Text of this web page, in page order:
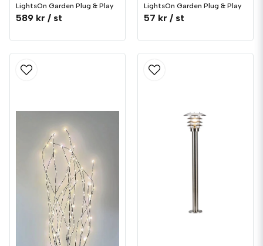
LightsOn Garden Plug & Play
589 kr / st
LightsOn Garden Plug & Play
57 kr / st